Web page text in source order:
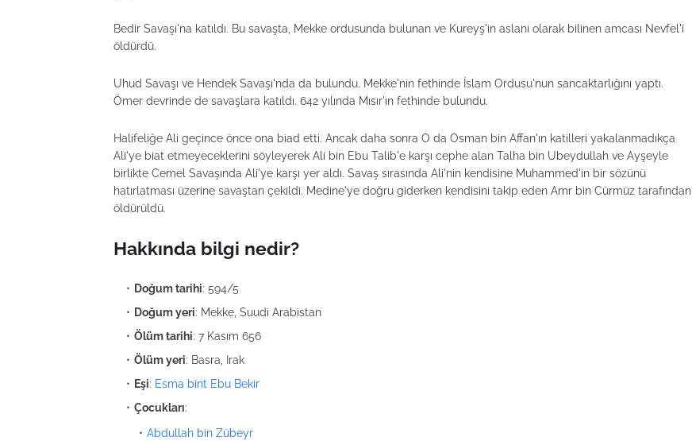
Bedir Savaşı'na katıldı. Bu savaşta, Mekke ordusunda bulunan ve Kureyş'in aslanı olarak bilinen amcası Nevfel'i
öldürdü.
Uhud Savaşı ve Hendek Savaşı'nda da bulundu. Mekke'nin fethinde İslam Ordusu'nun sancaktarlığını yaptı.
Ömer devrinde de savaşlara katıldı. 642 yılında Mısır'ın fethinde bulundu.
Halifeliğe Ali geçince önce ona biad etti. Ancak daha sonra O da Osman bin Affan'ın katilleri yakalanmadıkça
Ali'ye biat etmeyeceklerini söyleyerek Ali bin Ebu Talib'e karşı cephe alan Talha bin Ubeydullah ve Ayşeyle
birlikte Cemel Savaşında Ali'ye karşı yer aldı. Savaş sırasında Ali'nin kendisine Muhammed'in bir sözünü
hatırlatması üzerine savaştan çekildi. Medine'ye doğru giderken kendisini takip eden Amr bin Cürmüz tarafından
öldürüldü.
Hakkında bilgi nedir?
Doğum tarihi: 594/5
Doğum yeri: Mekke, Suudi Arabistan
Ölüm tarihi: 7 Kasım 656
Ölüm yeri: Basra, Irak
Eşi: Esma bint Ebu Bekir
Çocukları:
Abdullah bin Zübeyr